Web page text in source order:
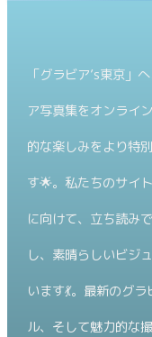
「グラビア’s東京」
ア写真集をオンライ
的な楽しみをより特
す🌟。私たちのサイ
に向けて、立ち読み
し、素晴らしいビジ
います💃。最新のグ
ル、そして魅力的な